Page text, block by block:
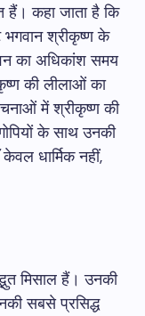
हैं। कहा जाता है कि
श्रीकृष्ण के
का अधिकांश समय
की लीलाओं का
में श्रीकृष्ण की
के साथ उनकी
धार्मिक नहीं,
मिसाल हैं। उनकी
सबसे प्रसिद्ध